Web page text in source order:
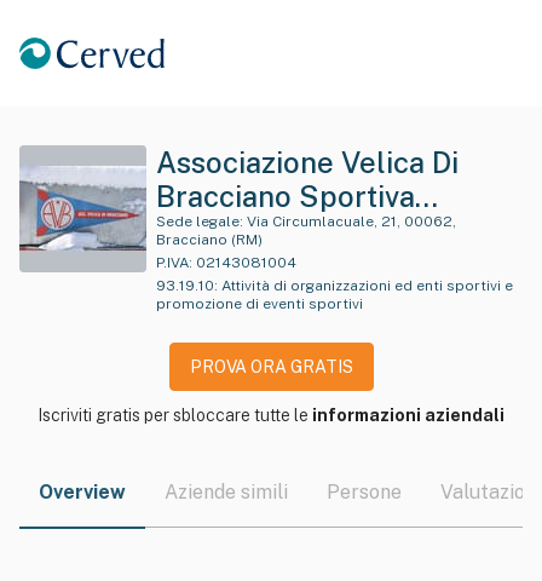
Associazione Velica Di
Bracciano Sportiva
Dilettantistica
Sede legale:
Bracciano (RM)
P.IVA: 02143081004
93.19.10: Attività di organizzazioni ed enti sportivi e
promozione di eventi sportivi
PROVA ORA GRATIS
Iscriviti gratis per sbloccare tutte le informazioni aziendali
Overview Aziende simili Persone Valutazioni